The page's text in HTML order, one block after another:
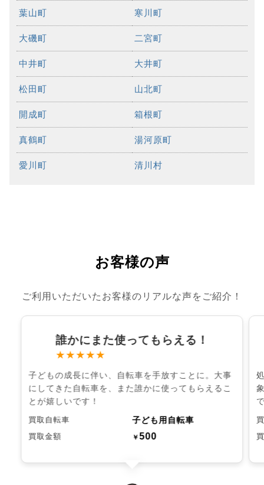
葉山町 寒川町
大磯町 二宮町
中井町 大井町
松田町 山北町
開成町 箱根町
真鶴町 湯河原町
愛川町 清川村
お客様の声
ご利用いただいたお客様のリアルな声をご紹介！
誰かにまた使ってもらえる！
★★★★★
子どもの成長に伴い、自転車を手放すことに。大事
にしてきた自転車を、また誰かに使ってもらえるこ
とが嬉しいです！
買取自転車 子ども用自転車
買取金額 ￥500